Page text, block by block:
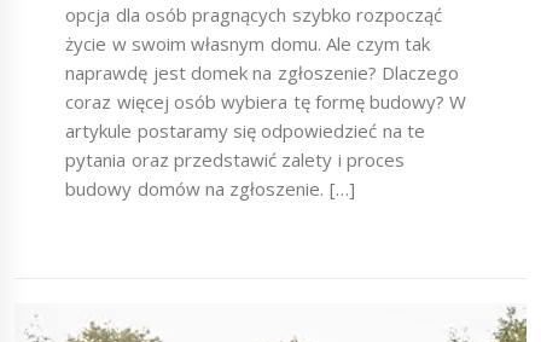
opcja dla osób pragnących szybko rozpocząć
życie w swoim własnym domu. Ale czym tak
naprawdę jest domek na zgłoszenie? Dlaczego
coraz więcej osób wybiera tę formę budowy? W
artykule postaramy się odpowiedzieć na te
pytania oraz przedstawić zalety i proces
budowy domów na zgłoszenie. […]